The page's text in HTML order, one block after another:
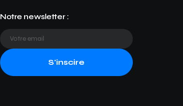
Notre newsletter :
S'inscire